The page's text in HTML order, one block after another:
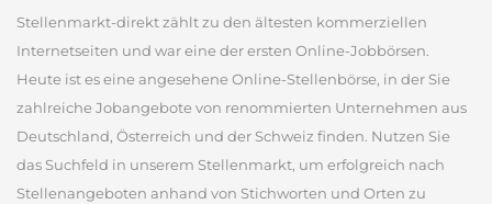
Stellenmarkt-direkt zählt zu den ältesten kommerziellen
Internetseiten und war eine der ersten Online-Jobbörsen.
Heute ist es eine angesehene Online-Stellenbörse, in der Sie
zahlreiche Jobangebote von renommierten Unternehmen aus
Deutschland, Österreich und der Schweiz finden. Nutzen Sie
das Suchfeld in unserem Stellenmarkt, um erfolgreich nach
Stellenangeboten anhand von Stichworten und Orten zu